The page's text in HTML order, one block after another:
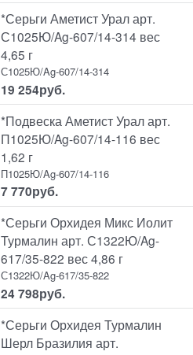
*Серьги Аметист Урал арт.
С1025Ю/Ag-607/14-314 вес
4,65 г
С1025Ю/Ag-607/14-314
19 254руб.
*Подвеска Аметист Урал арт.
П1025Ю/Ag-607/14-116 вес
1,62 г
П1025Ю/Ag-607/14-116
7 770руб.
*Серьги Орхидея Микс Иолит
Турмалин арт. С1322Ю/Ag-
617/35-822 вес 4,86 г
С1322Ю/Ag-617/35-822
24 798руб.
*Серьги Орхидея Турмалин
Шерл Бразилия арт.